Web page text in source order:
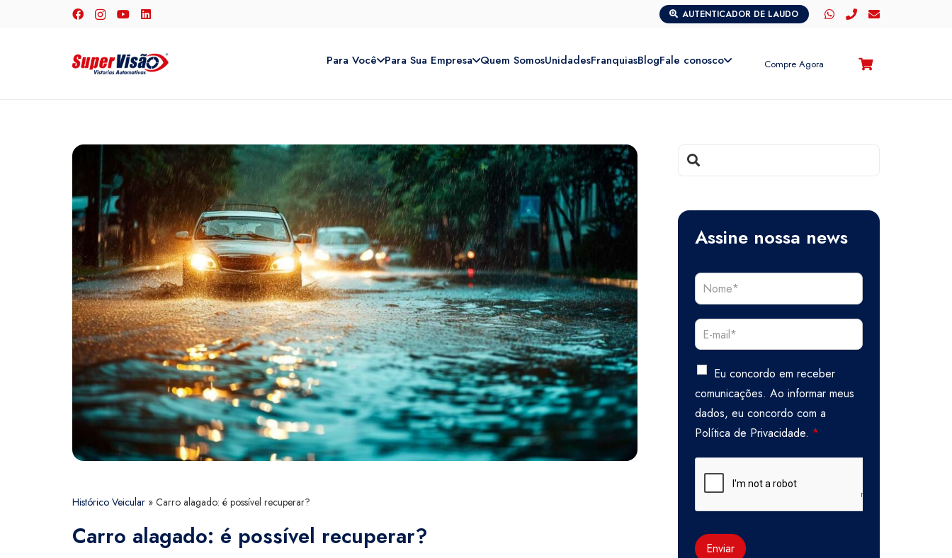
AUTENTICADOR DE LAUDO
Para Você Para Sua Empresa Quem SomosUnidadesFranquiasBlogFale conosco Compre Agora
Histórico Veicular » Carro alagado: é possível recuperar?
Carro alagado: é possível recuperar?
Assine nossa news
Eu concordo em receber
comunicações. Ao informar meus
dados, eu concordo com a
Política de Privacidade. *
Enviar